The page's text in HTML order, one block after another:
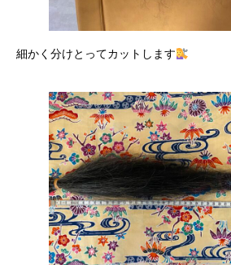
細かく分けとってカットします